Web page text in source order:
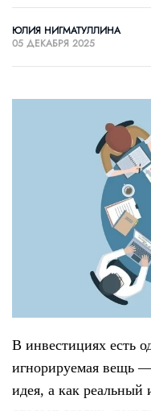
ЮЛИЯ НИГМАТУЛЛИНА
05 ДЕКАБРЯ 2025
В инвестициях есть
игнорируемая вещь
идея, а как реальный